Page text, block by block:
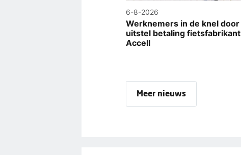
6-8-2026
Werknemers in de knel door
uitstel betaling fietsfabrikant
Accell
Meer nieuws